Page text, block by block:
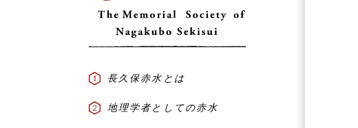
長久保赤水とは
地理学者としての赤水